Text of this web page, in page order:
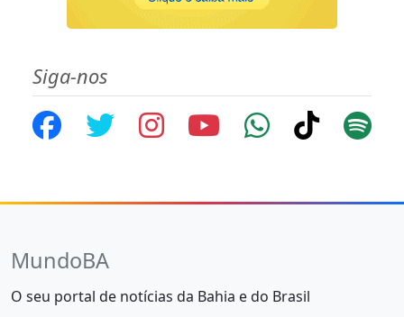
Siga-nos
MundoBA
O seu portal de notícias da Bahia e do Brasil